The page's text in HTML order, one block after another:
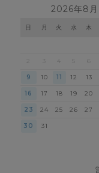
2026年8月
日 月 火 水 木
4
9 10 11 12 13
16 17 18 19 20
23 24 25 26 27
30 31